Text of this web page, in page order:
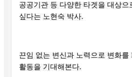
공공기관 등 다양한 타겟을 대상으
싶다는 노현숙 박사.
끈임 없는 변신과 노력으로 변화를
활동을 기대해본다.